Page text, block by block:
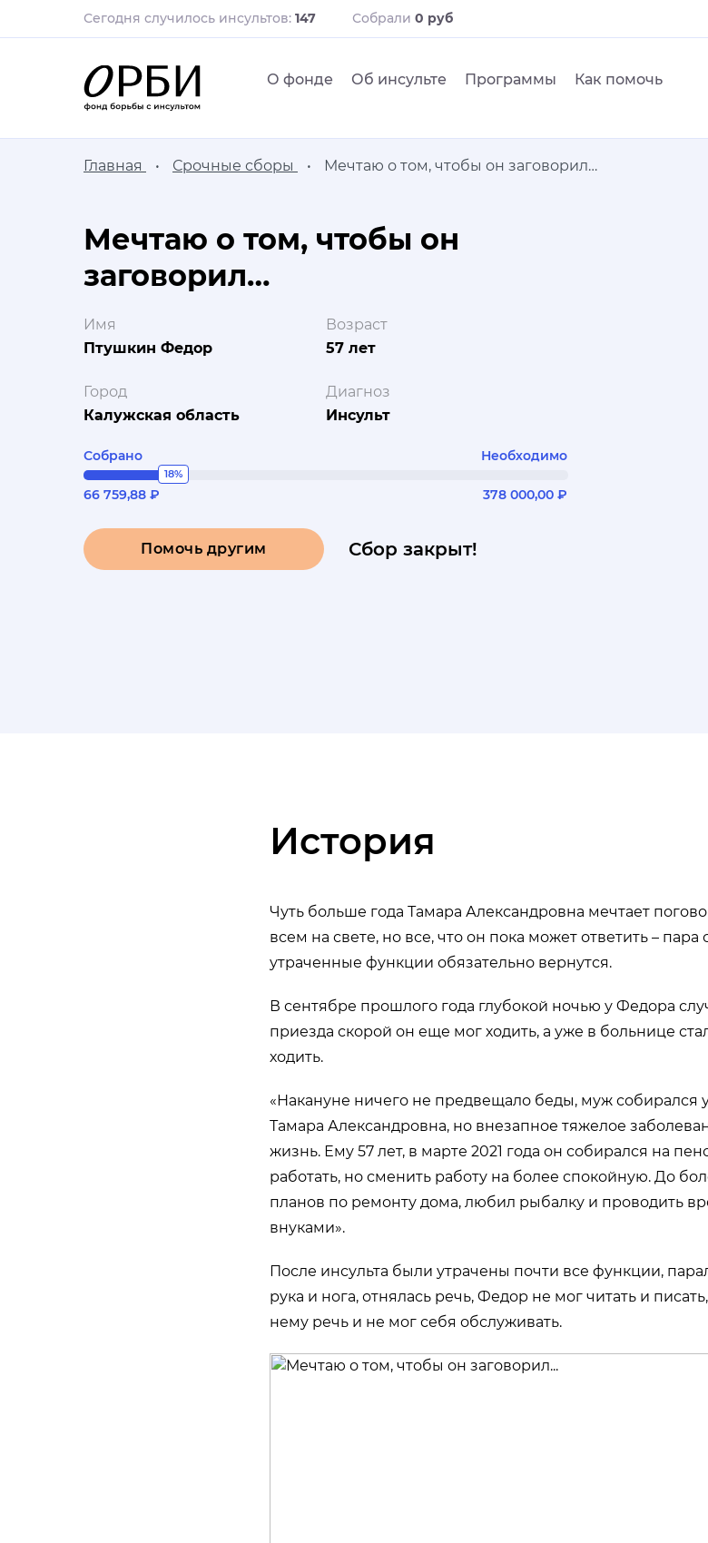
Сегодня случилось инсультов: 147 Собрали 0 руб
О фонде Об инсульте Программы Как помочь
Главная Срочные сборы Мечтаю о том, чтобы он заговорил…
Мечтаю о том, чтобы он
заговорил…
Имя
Птушкин Федор
Возраст
57 лет
Город
Калужская область
Диагноз
Инсульт
Собрано Необходимо
18%
66 759,88 ₽ 378 000,00 ₽
Помочь другим Сбор закрыт!
История
Чуть больше года Тамара Александровна мечтает
всем на свете, но все, что он пока может ответить – пара
утраченные функции обязательно вернутся.
В сентябре прошлого года глубокой ночью у Федора
приезда скорой он еще мог ходить, а уже в больнице
ходить.
«Накануне ничего не предвещало беды, муж собирался
Тамара Александровна, но внезапное тяжелое
жизнь. Ему 57 лет, в марте 2021 года он собирался на
работать, но сменить работу на более спокойную. До
планов по ремонту дома, любил рыбалку и проводить
внуками».
После инсульта были утрачены почти все функции,
рука и нога, отнялась речь, Федор не мог читать и
нему речь и не мог себя обслуживать.